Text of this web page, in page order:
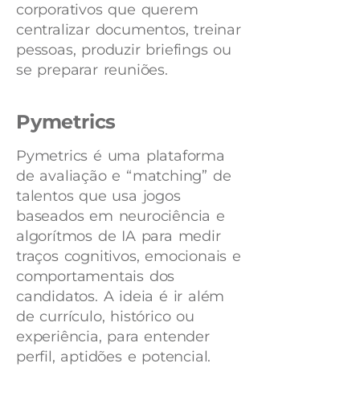
corporativos que querem
centralizar documentos, treinar
pessoas, produzir briefings ou
se preparar reuniões.
Pymetrics
Pymetrics é uma plataforma
de avaliação e “matching” de
talentos que usa jogos
baseados em neurociência e
algorítmos de IA para medir
traços cognitivos, emocionais e
comportamentais dos
candidatos. A ideia é ir além
de currículo, histórico ou
experiência, para entender
perfil, aptidões e potencial.